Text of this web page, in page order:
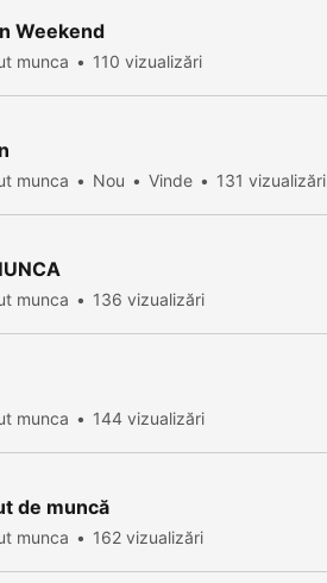
Weekend
munca 110 vizualizări
munca Nou Vinde 131 vizualizări
munca 136 vizualizări
munca 144 vizualizări
de muncă
munca 162 vizualizări